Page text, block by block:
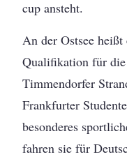
cup ansteht.
An der Ostsee
Qualifikation für
Timmendorfer
Frankfurter
besonderes
fahren sie für